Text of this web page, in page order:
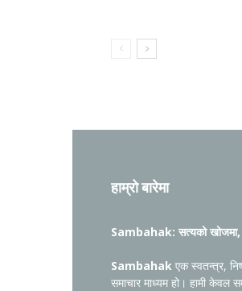
हाम्रो बारेमा
Sambahak: सत्यको खोजमा,
Sambahak एक स्वतन्त्र,
समाचार माध्यम हो। हामी केवल